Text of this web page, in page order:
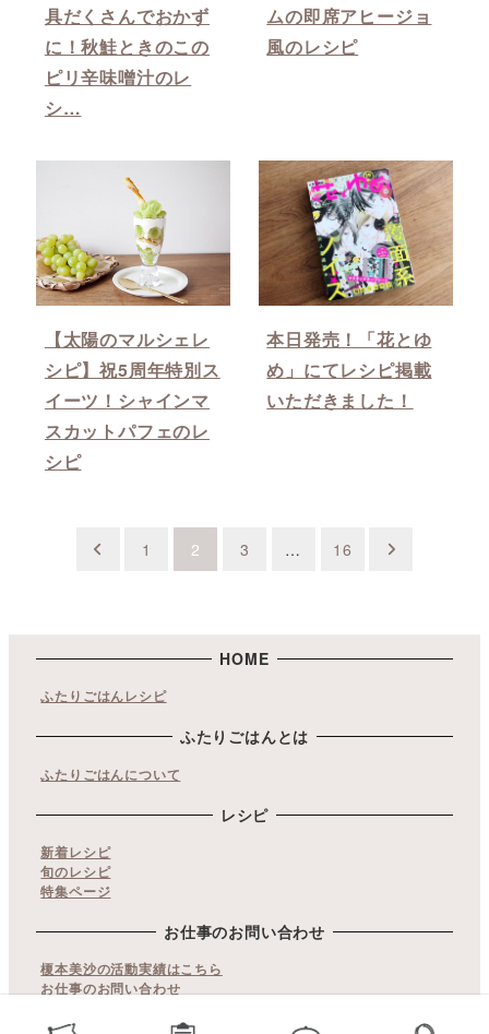
具だくさんでおかず
に！秋鮭ときのこの
ピリ辛味噌汁のレ
シ…
ムの即席アヒージョ
風のレシピ
【太陽のマルシェレ
シピ】祝5周年特別ス
イーツ！シャインマ
スカットパフェのレ
シピ
本日発売！「花とゆ
め」にてレシピ掲載
いただきました！
ペ
ー
ジ
送
り
1 2 3 … 16
HOME
ふたりごはんレシピ
ふたりごはんとは
ふたりごはんについて
レシピ
新着レシピ
旬のレシピ
特集ページ
お仕事のお問い合わせ
榎本美沙の活動実績はこちら
お仕事のお問い合わせ
copyrights© ふたりごはん. All Rights Reserved.